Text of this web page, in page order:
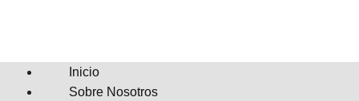
Inicio
Sobre Nosotros